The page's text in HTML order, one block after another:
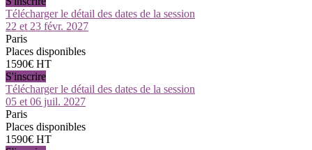
Télécharger le détail des dates de la session
22 et 23 févr. 2027
Paris
Places disponibles
1590€ HT
S'inscrire
Télécharger le détail des dates de la session
05 et 06 juil. 2027
Paris
Places disponibles
1590€ HT